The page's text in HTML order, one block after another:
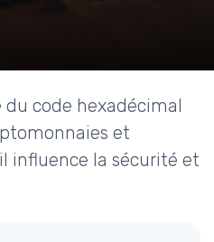
code hexadécimal
et
influence la sécurité et